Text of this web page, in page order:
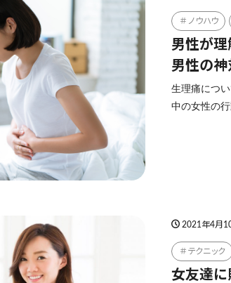
ノウハウ
男性が
男性の神
生理痛につ
中の女性の
2021年4月
テクニック
女友達